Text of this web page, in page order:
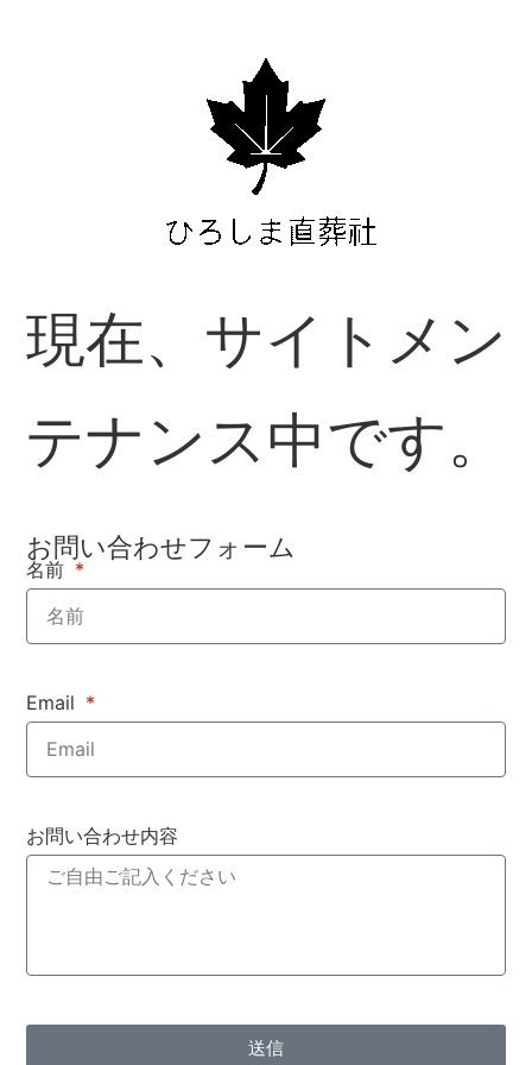
現在、サイトメン
テナンス中です。
お問い合わせフォーム
名前
Email
お問い合わせ内容
送信